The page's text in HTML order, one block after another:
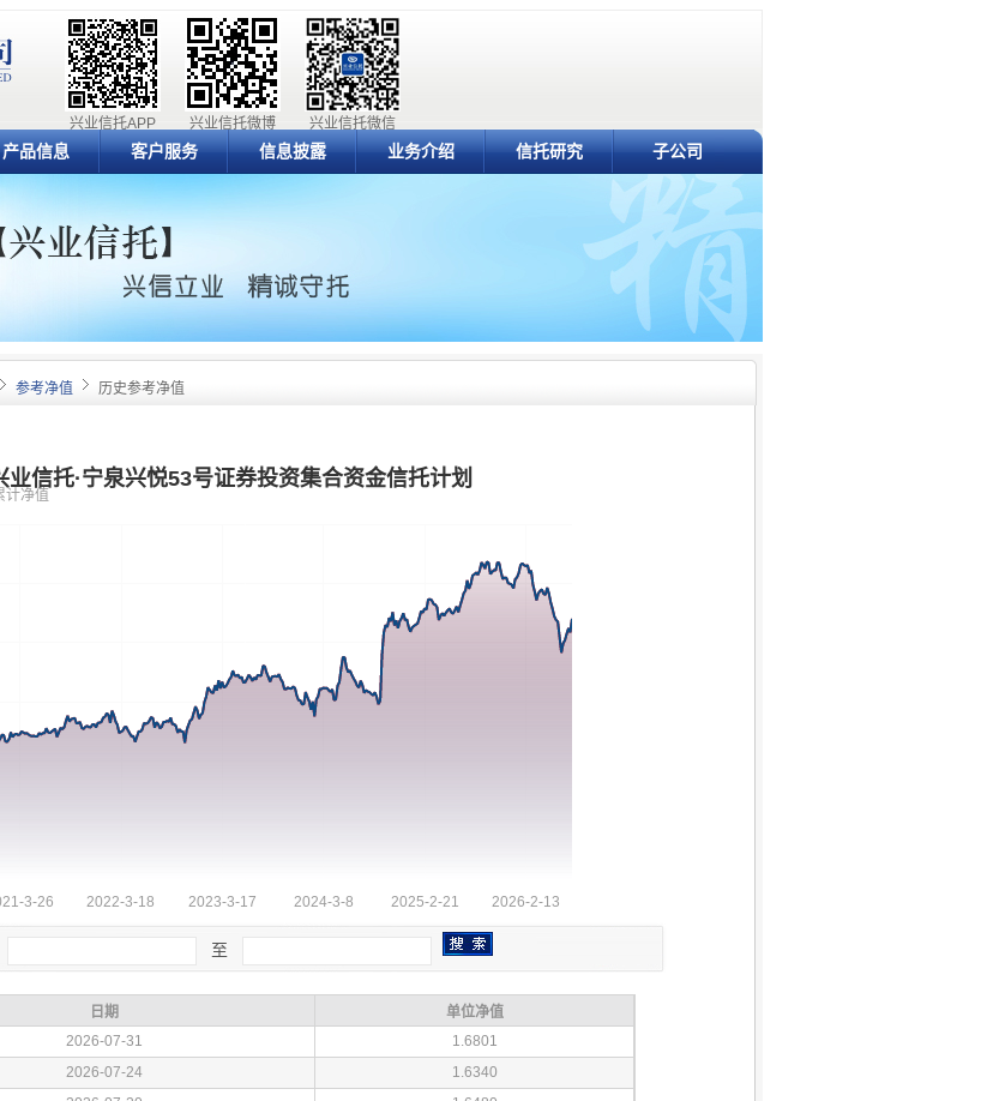
兴业信托微信
兴业信托微博
兴业信托APP
产品信息 客户服务 信息披露 业务介绍 信托研究 子公司
参考净值 历史参考净值
至